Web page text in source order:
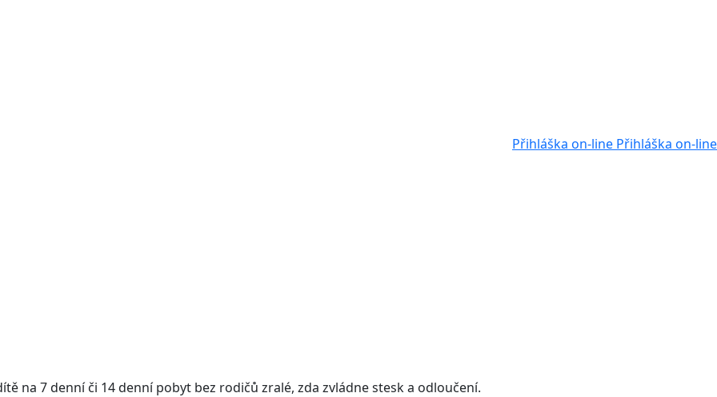
Přihláška on-line Přihláška on-line
na 7 denní či 14 denní pobyt bez rodičů zralé, zda zvládne stesk a odloučení.